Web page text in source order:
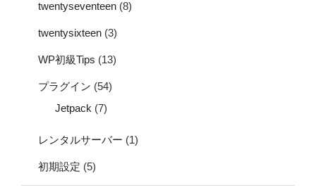
twentyseventeen (8)
twentysixteen (3)
WP初級Tips (13)
プラグイン (54)
Jetpack (7)
レンタルサーバー (1)
初期設定 (5)